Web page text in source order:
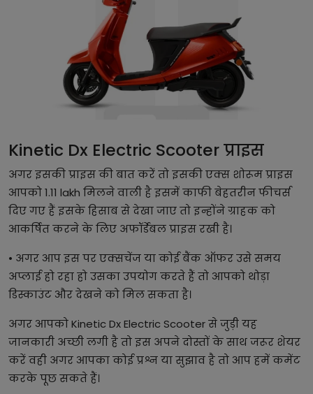
Kinetic Dx Electric Scooter प्राइस
अगर इसकी प्राइस की बात करें तो इसकी एक्स शोरूम प्राइस
आपको 1.11 lakh मिलने वाली है इसमें काफी बेहतरीन फीचर्स
दिए गए हैं इसके हिसाब से देखा जाए तो इन्होंने ग्राहक को
आकर्षित करने के लिए अफॉर्डेबल प्राइस रखी है।
• अगर आप इस पर एक्सचेंज या कोई बैंक ऑफर उसे समय
अप्लाई हो रहा हो उसका उपयोग करते हैं तो आपको थोड़ा
डिस्काउंट और देखने को मिल सकता है।
अगर आपको Kinetic Dx Electric Scooter से जुड़ी यह
जानकारी अच्छी लगी है तो इस अपने दोस्तों के साथ जरूर शेयर
करें वही अगर आपका कोई प्रश्न या सुझाव है तो आप हमें कमेंट
करके पूछ सकते हैं।